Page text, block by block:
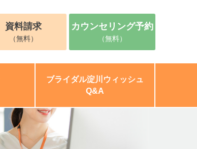
資料請求
（無料）
カウンセリング予約
（無料）
ブライダル淀川ウィッシュ
Q&A